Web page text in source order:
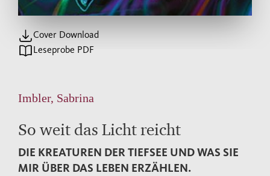
Cover Download
Leseprobe PDF
Imbler, Sabrina
So weit das Licht reicht
DIE KREATUREN DER TIEFSEE UND WAS SIE
MIR ÜBER DAS LEBEN ERZÄHLEN.